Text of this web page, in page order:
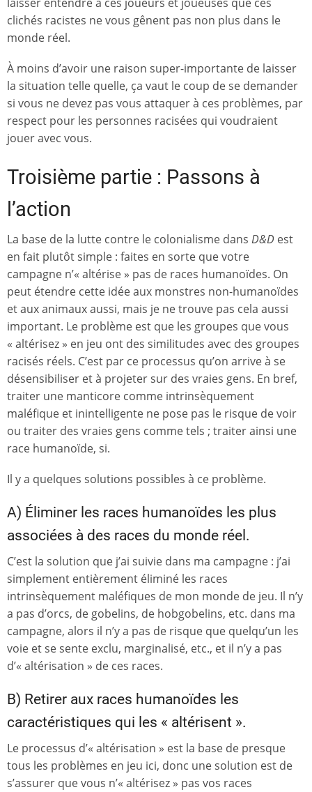
clichés racistes ne vous gênent pas non plus dans le
monde réel.
À moins d’avoir une raison super-importante de laisser
la situation telle quelle, ça vaut le coup de se demander
si vous ne devez pas vous attaquer à ces problèmes, par
respect pour les personnes racisées qui voudraient
jouer avec vous.
Troisième partie : Passons à
l’action
La base de la lutte contre le colonialisme dans D&D est
en fait plutôt simple : faites en sorte que votre
campagne n’« altérise » pas de races humanoïdes. On
peut étendre cette idée aux monstres non-humanoïdes
et aux animaux aussi, mais je ne trouve pas cela aussi
important. Le problème est que les groupes que vous
« altérisez » en jeu ont des similitudes avec des groupes
racisés réels. C’est par ce processus qu’on arrive à se
désensibiliser et à projeter sur des vraies gens. En bref,
traiter une manticore comme intrinsèquement
maléfique et inintelligente ne pose pas le risque de voir
ou traiter des vraies gens comme tels ; traiter ainsi une
race humanoïde, si.
Il y a quelques solutions possibles à ce problème.
A) Éliminer les races humanoïdes les plus
associées à des races du monde réel.
C’est la solution que j’ai suivie dans ma campagne : j’ai
simplement entièrement éliminé les races
intrinsèquement maléfiques de mon monde de jeu. Il n’y
a pas d’orcs, de gobelins, de hobgobelins, etc. dans ma
campagne, alors il n’y a pas de risque que quelqu’un les
voie et se sente exclu, marginalisé, etc., et il n’y a pas
d’« altérisation » de ces races.
B) Retirer aux races humanoïdes les
caractéristiques qui les « altérisent ».
Le processus d’« altérisation » est la base de presque
tous les problèmes en jeu ici, donc une solution est de
s’assurer que vous n’« altérisez » pas vos races